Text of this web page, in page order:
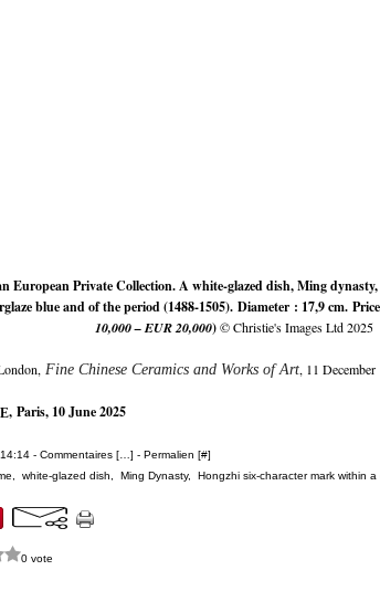
European Private Collection. A white-glazed dish, Ming
blue and of the period (1488-1505). Diameter : 17,9 cm.
10,000 – EUR 20,000) © Christie's Images Ltd 2025
Fine Chinese Ceramics and Works of Art, 11
, Paris, 10 June 2025
- Commentaires […] - Permalien [#]
, white-glazed dish, Ming Dynasty, Hongzhi six-character mark within
0 vote